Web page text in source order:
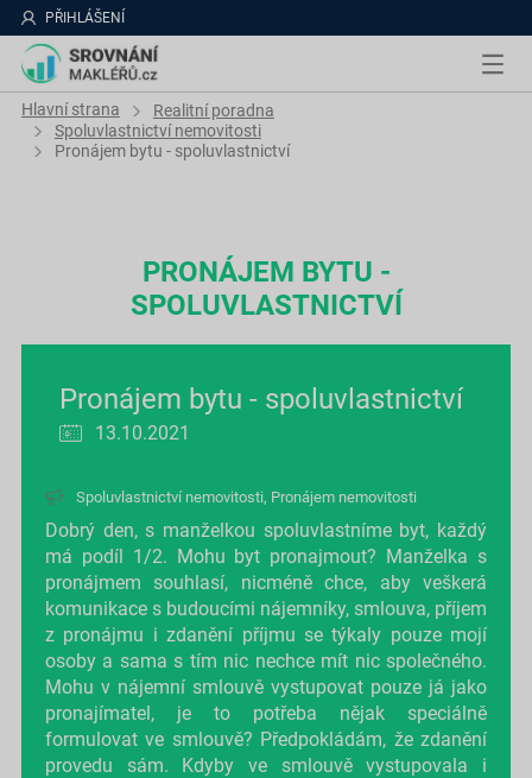
PŘIHLÁŠENÍ
Hlavní strana
Realitní poradna
Spoluvlastnictví nemovitosti
Pronájem bytu - spoluvlastnictví
PRONÁJEM BYTU -
SPOLUVLASTNICTVÍ
Pronájem bytu - spoluvlastnictví
13.10.2021
Spoluvlastnictví nemovitosti, Pronájem nemovitosti
Dobrý den, s manželkou spoluvlastníme byt, každý
má podíl 1/2. Mohu byt pronajmout? Manželka s
pronájmem souhlasí, nicméně chce, aby veškerá
komunikace s budoucími nájemníky, smlouva, příjem
z pronájmu i zdanění příjmu se týkaly pouze mojí
osoby a sama s tím nic nechce mít nic společného.
Mohu v nájemní smlouvě vystupovat pouze já jako
pronajímatel, je to potřeba nějak speciálně
formulovat ve smlouvě? Předpokládám, že zdanění
provedu sám. Kdyby ve smlouvě vystupovala i